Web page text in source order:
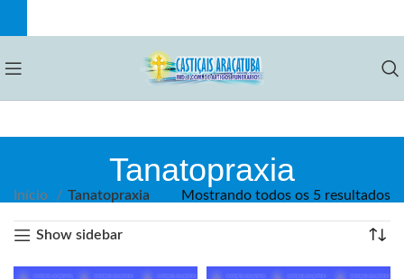
Tanatopraxia
Início Tanatopraxia Mostrando todos os 5 resultados
Show sidebar